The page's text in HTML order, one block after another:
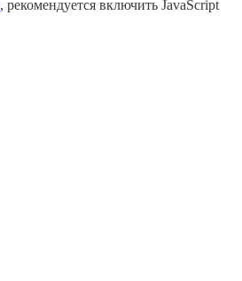
, рекомендуется включить JavaScript